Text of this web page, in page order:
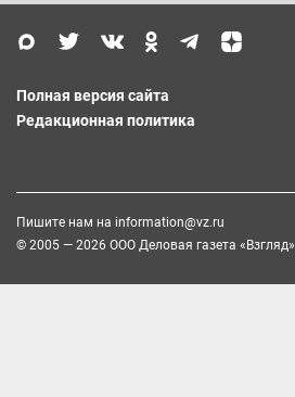
Полная версия сайта
Редакционная политика
Пишите нам на information@vz.ru
© 2005 — 2026 ООО Деловая газета «Взгляд»